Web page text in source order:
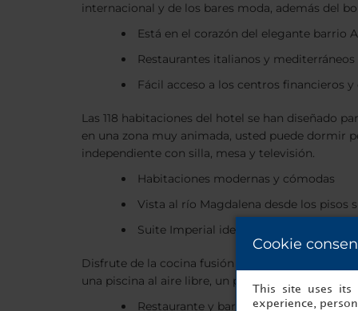
internacional y de los bares moda, además del
Está en el corazón del elegante barrio
Restaurantes italianos y
Fácil acceso a los centros financieros
Las 118 habitaciones del hotel se han diseñado
en una zona muy animada, usted puede dormir
independiente con silla, mesa y televisión.
Habitaciones modernas y cómodas
Vista al río Magdalena desde los pisos
Suite Imperial ideal para parejas
Disfrute de la cocina fusión en el restaurante
una piscina al aire libre, un pequeño gimnasio y
Restaurante y bar modernos
Cookie
This site uses its
experience,